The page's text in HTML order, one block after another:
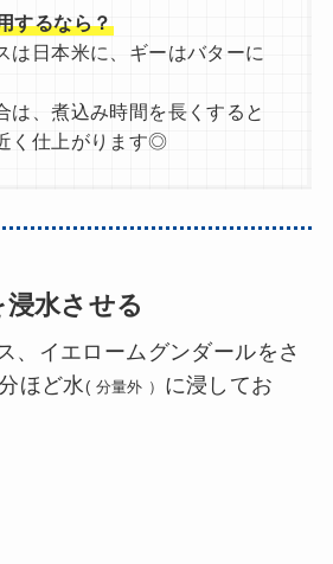
するなら？
は日本米に、ギーはバターに
は、煮込み時間を長くすると
く仕上がります◎
水させる
、イエロームグンダールをさ
ほど水( 分量外 ） に浸してお